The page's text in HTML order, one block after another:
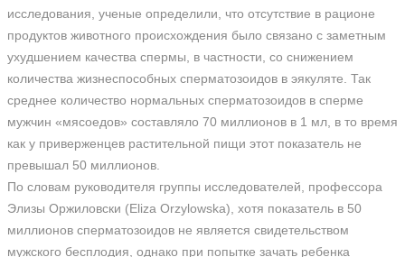
исследования, ученые определили, что отсутствие в рационе
продуктов животного происхождения было связано с заметным
ухудшением качества спермы, в частности, со снижением
количества жизнеспособных сперматозоидов в эякуляте. Так
среднее количество нормальных сперматозоидов в сперме
мужчин «мясоедов» составляло 70 миллионов в 1 мл, в то время
как у приверженцев растительной пищи этот показатель не
превышал 50 миллионов.
По словам руководителя группы исследователей, профессора
Элизы Оржиловски (Eliza Orzylowska), хотя показатель в 50
миллионов сперматозоидов не является свидетельством
мужского бесплодия, однако при попытке зачать ребенка